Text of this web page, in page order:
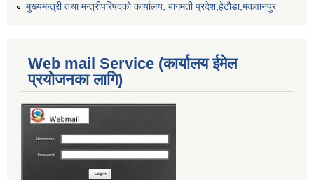
मुख्यमन्त्री तथा मन्त्रीपरिषदको कार्यालय, बागमती प्रदेश,हेटाैडा,मकवानपुर
Web mail Service (कार्यालय ईमेल
प्रयोजनका लागि)